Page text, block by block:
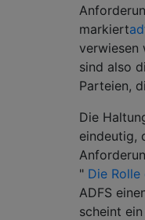
markiert
verwiesen
sind also
Parteien,
Die
eindeutig,
" Die
ADFS
scheint